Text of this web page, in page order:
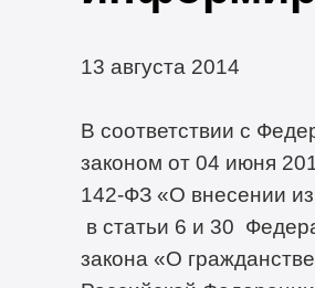
13 августа 2014
В соответствии с
законом от 04 июня
142-ФЗ «О внесении
в статьи 6 и 30
закона «О гражданстве